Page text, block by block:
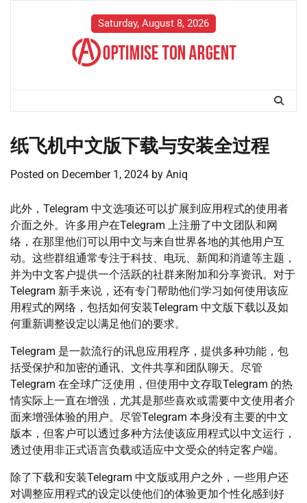
Saturday, August 8, 2026
纸飞机中文版下载与安装全过程
Posted on December 1, 2024 by Aniq
此外，Telegram 中文选项还可以扩展到应用程式的使用者
介面之外。许多用户在Telegram 上注册了中文团队和网
络，在那里他们可以用中文与来自世界各地的其他用户互
动。这些群组通常专注于科技、电玩、新闻和消遣等主题，
并为中文客户提供一个活跃的社群来附加和分享资讯。对于
Telegram 新手来说，还有专门帮助他们学习如何使用该应
用程式的网络，包括如何安装Telegram 中文版下载以及如
何重新调整设定以满足他们的要求。
Telegram 是一款流行的讯息应用程序，提供多种功能，包
括受保护和加密的通讯、文件共享和团队聊天。尽管
Telegram 在全球广泛使用，但使用中文存取Telegram 的热
情实际上一直在增强，尤其是那些喜欢或需要中文使用者介
面来增强体验的用户。尽管Telegram 本身没有主要的中文
版本，但客户可以透过多种方法使该应用程式以中文运行，
透过使用非正式语言负载或适应中文受众的特定客户端。
除了下载和安装Telegram 中文版或用户之外，一些用户还
对调整应用程式的设定以使他们的体验更加个性化感到好